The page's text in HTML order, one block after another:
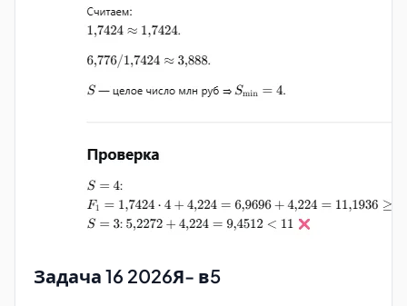
Задача 16 2026Я- в5